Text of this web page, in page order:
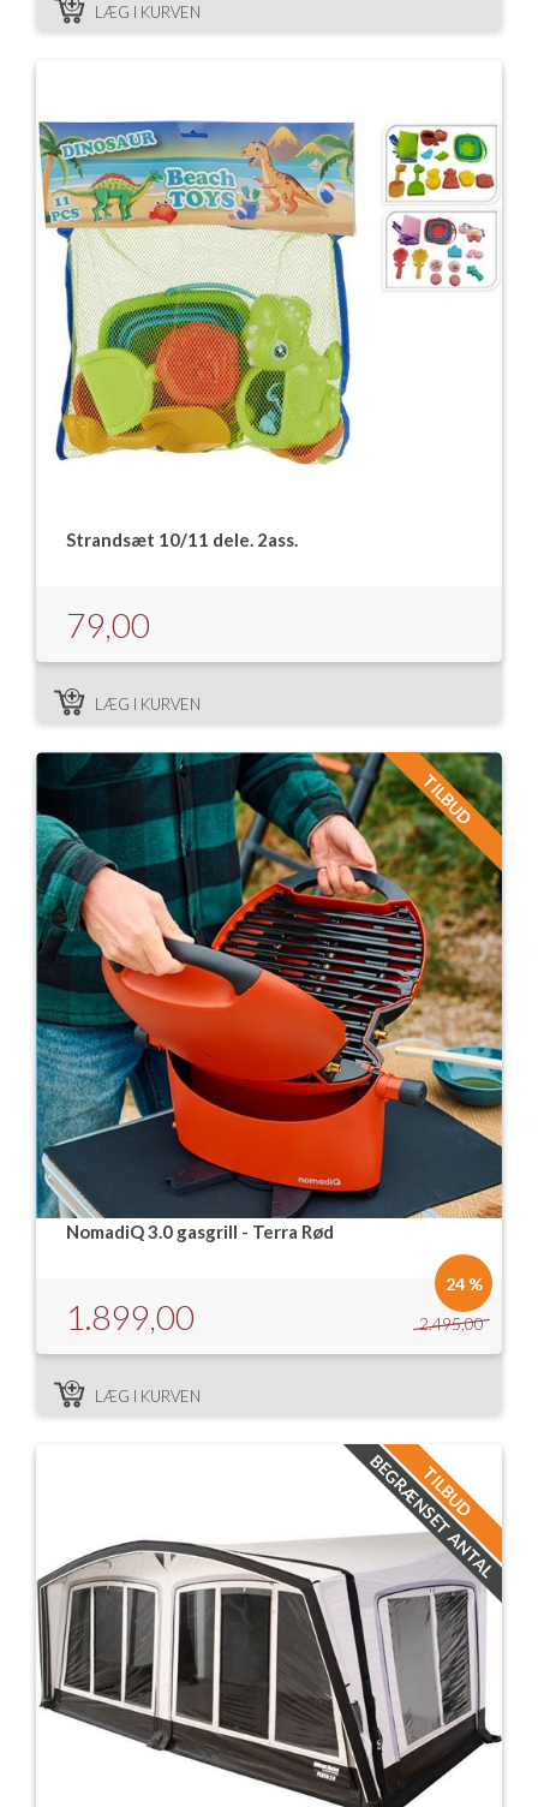
LÆG I KURVEN
Strandsæt 10/11 dele. 2ass.
79,00
LÆG I KURVEN
NomadiQ 3.0 gasgrill - Terra Rød
2.495,00
1.899,00
24 %
TILBUD
LÆG I KURVEN
TILBUD
BEGRÆNSET ANTAL